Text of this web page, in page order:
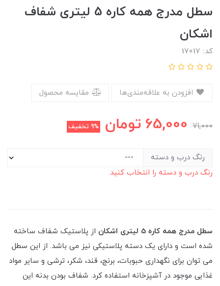
سطل مدرج همه کاره 5 لیتری شفاف
اشکان
کد: 17017
مقایسه محصول
71,000
65,000 تومان 9% تخفیف
رنگ درب و دسته
رنگ درب و دسته را انتخاب کنید.
سطل مدرج همه کاره 5 لیتری اشکان
از پلاستیک شفاف ساخته
شده است و دارای یک دسته پلاستیکی نیز می باشد. از این سطل
می توان برای نگهداری حبوبات، برنج، قند، شکر، ترشی و سایر مواد
غذایی موجود در آشپزخانه استفاده کرد. شفاف بودن بدنه این